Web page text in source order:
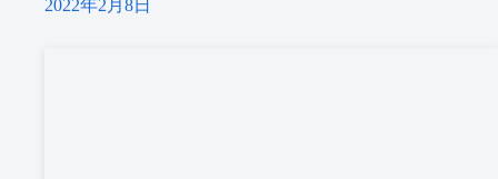
2022年2月8日